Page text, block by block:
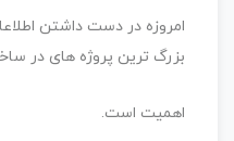
امروزه در دست داشتن
بزرگ ترین پروژه های در
اهمیت است.